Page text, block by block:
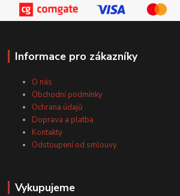
Informace pro zákazníky
O nás
Obchodní podmínky
Ochrana údajů
Doprava a platba
Kontakty
Odstoupení od smlouvy
Vykupujeme